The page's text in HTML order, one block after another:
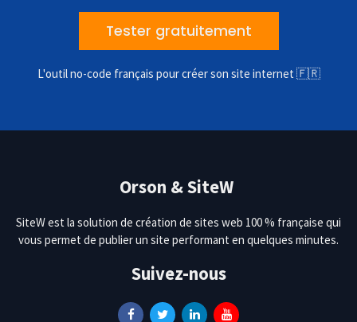
Tester gratuitement
L'outil no-code français pour créer son site internet 🇫🇷
Orson & SiteW
SiteW est la solution de création de sites web 100 % française qui
vous permet de publier un site performant en quelques minutes.
Suivez-nous